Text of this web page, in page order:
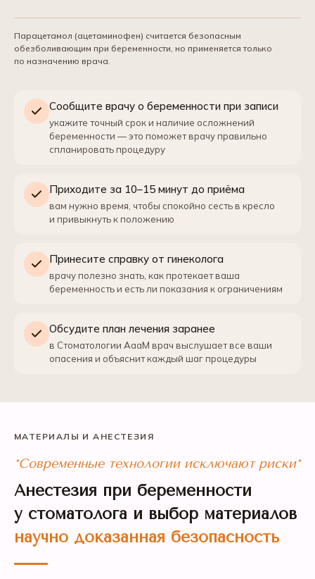
Парацетамол (ацетаминофен) считается безопасным
обезболивающим при беременности, но применяется только
по назначению врача.
Сообщите врачу о беременности при записи
укажите точный срок и наличие осложнений
беременности — это поможет врачу правильно
спланировать процедуру
Приходите за 10–15 минут до приёма
вам нужно время, чтобы спокойно сесть в кресло
и привыкнуть к положению
Принесите справку от гинеколога
врачу полезно знать, как протекает ваша
беременность и есть ли показания к ограничениям
Обсудите план лечения заранее
в Стоматологии АааМ врач выслушает все ваши
опасения и объяснит каждый шаг процедуры
МАТЕРИАЛЫ И АНЕСТЕЗИЯ
*Современные технологии исключают риски*
Анестезия при беременности
у стоматолога и выбор материалов
научно доказанная безопасность